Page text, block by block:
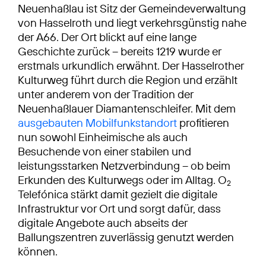
Neuenhaßlau ist Sitz der Gemeindeverwaltung
von Hasselroth und liegt verkehrsgünstig nahe
der A66. Der Ort blickt auf eine lange
Geschichte zurück – bereits 1219 wurde er
erstmals urkundlich erwähnt. Der Hasselrother
Kulturweg führt durch die Region und erzählt
unter anderem von der Tradition der
Neuenhaßlauer Diamantenschleifer. Mit dem
ausgebauten Mobilfunkstandort profitieren
nun sowohl Einheimische als auch
Besuchende von einer stabilen und
leistungsstarken Netzverbindung – ob beim
Erkunden des Kulturwegs oder im Alltag. O2
Telefónica stärkt damit gezielt die digitale
Infrastruktur vor Ort und sorgt dafür, dass
digitale Angebote auch abseits der
Ballungszentren zuverlässig genutzt werden
können.